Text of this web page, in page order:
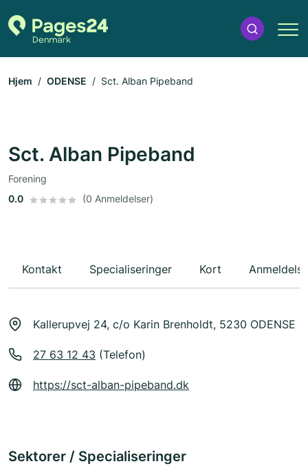
Hjem ODENSE Sct. Alban Pipeband
Sct. Alban Pipeband
Forening
0.0
(0 Anmeldelser)
Kontakt Specialiseringer Kort
Kallerupvej 24, c/o Karin Brenholdt, 5230 ODENSE
27 63 12 43 (Telefon)
https://sct-alban-pipeband.dk
Sektorer / Specialiseringer